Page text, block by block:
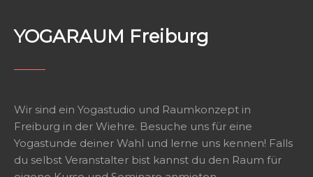
YOGARAUM Freiburg
Wir sind ein Yogastudio und Raumkonzept in
Freiburg in der Wiehre. Besuche uns für eine
Yogastunde deiner Wahl und lerne uns kennen! Falls
du selbst Veranstalter bist kannst du den Raum für